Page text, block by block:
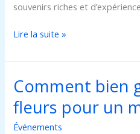
souvenirs riches et
Lire la suite »
Comment bien
fleurs pour un
Événements
Comment
bien
gérer
le